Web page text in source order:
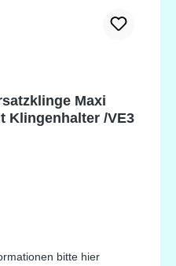
Maxi
45mm mit Klingenhalter /VE3
bitte hier